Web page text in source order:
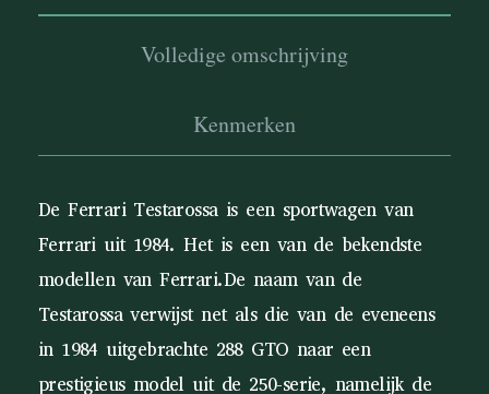
Volledige omschrijving
Kenmerken
De Ferrari Testarossa is een sportwagen van
Ferrari uit 1984. Het is een van de bekendste
modellen van Ferrari.De naam van de
Testarossa verwijst net als die van de eveneens
in 1984 uitgebrachte 288 GTO naar een
prestigieus model uit de 250-serie, namelijk de